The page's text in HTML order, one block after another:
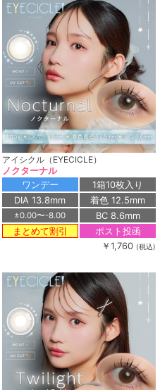
アイシクル（EYECICLE）
ノクターナル
ワンデー
1箱10枚入り
DIA 13.8mm
着色 12.5mm
±0.00〜-8.00
BC 8.6mm
まとめて割引
ポスト投函
￥1,760 (税込)